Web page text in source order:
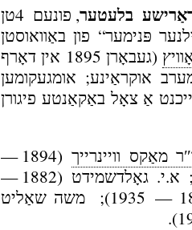
בלעטער
, פונעם 4טן
„ווילנער פּנימער“ פון באַוואוסטן
(געבאָרן 1895 אין דאָרף
אוקראַינע; אומגעקומען
אַ צאָל באַקאַנטע פיגורן
מאַקס וויינרייך
(1894 —
(1855 — 1941); א.י. גאָלדשמידט (1882 —
(1864 — 1935); משה שאַליט